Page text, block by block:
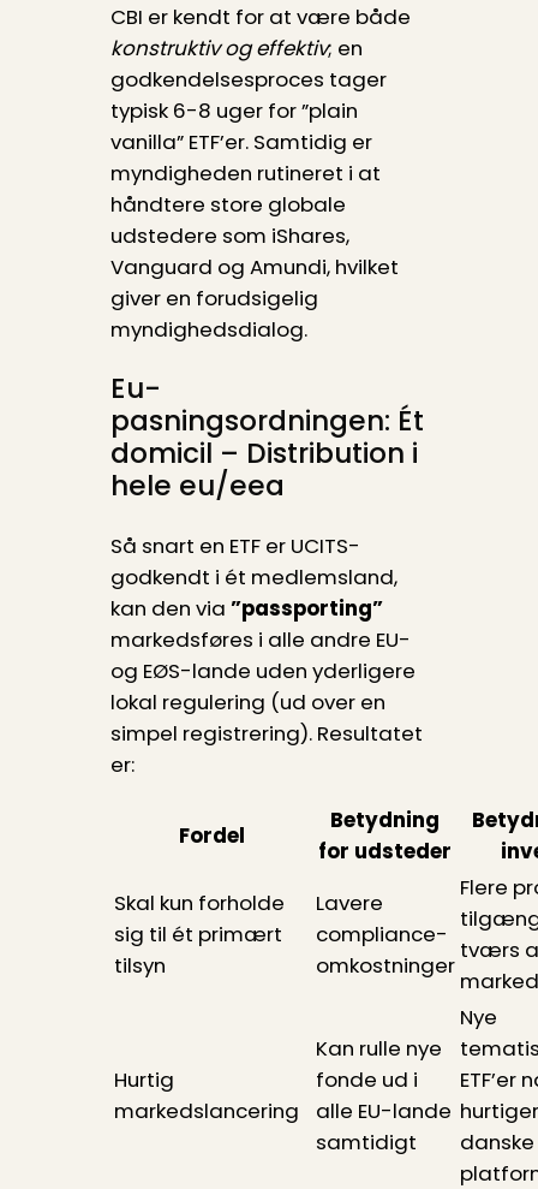
CBI er kendt for at være både
konstruktiv og effektiv; en
godkendelsesproces tager
typisk 6-8 uger for ”plain
vanilla” ETF’er. Samtidig er
myndigheden rutineret i at
håndtere store globale
udstedere som iShares,
Vanguard og Amundi, hvilket
giver en forudsigelig
myndighedsdialog.
Eu-
pasningsordningen: Ét
domicil – Distribution i
hele eu/eea
Så snart en ETF er UCITS-
godkendt i ét medlemsland,
kan den via ”passporting”
markedsføres i alle andre EU-
og EØS-lande uden yderligere
lokal regulering (ud over en
simpel registrering). Resultatet
er:
Fordel
Betydning
for udsteder
Skal kun forholde
sig til ét primært
tilsyn
Lavere
compliance-
omkostninger
Flere
tværs
Hurtig
markedslancering
Kan rulle nye
fonde ud i
alle EU-lande
samtidigt
Nye
ETF’er
danske